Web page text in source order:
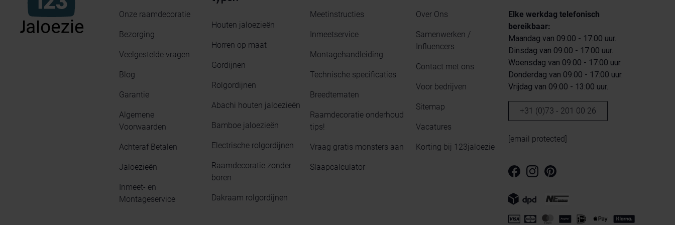
Onze raamdecoratie
Bezorging
Veelgestelde vragen
Blog
Garantie
Algemene
Voorwaarden
Achteraf Betalen
Jaloezieën
Inmeet- en
Montageservice
Houten jaloezieën
Horren op maat
Gordijnen
Rolgordijnen
Abachi houten jaloezieën
Bamboe jaloezieën
Electrische rolgordijnen
Raamdecoratie zonder
boren
Dakraam rolgordijnen
Meetinstructies
Inmeetservice
Montagehandleiding
Technische specificaties
Breedtematen
Raamdecoratie onderhoud
tips!
Vraag gratis monsters aan
Slaapcalculator
Over Ons
Samenwerken /
Influencers
Contact met ons
Voor bedrijven
Sitemap
Vacatures
Korting bij 123jaloezie
Elke werkdag telefonisch
bereikbaar:
Maandag van 09:00 - 17:00 uur.
Dinsdag van 09:00 - 17:00 uur.
Woensdag van 09:00 - 17:00 uur.
Donderdag van 09:00 - 17:00 uur.
Vrijdag van 09:00 - 13:00 uur.
+31 (0)73 - 201 00 26
[email protected]